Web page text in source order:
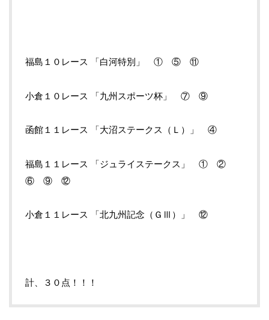
福島１０レース 「白河特別」 ① ⑤ ⑪
小倉１０レース 「九州スポーツ杯」 ⑦ ⑨
函館１１レース 「大沼ステークス（Ｌ）」 ④
福島１１レース 「ジュライステークス」 ① ②
⑥ ⑨ ⑫
小倉１１レース 「北九州記念（ＧⅢ）」 ⑫
計、３０点！！！